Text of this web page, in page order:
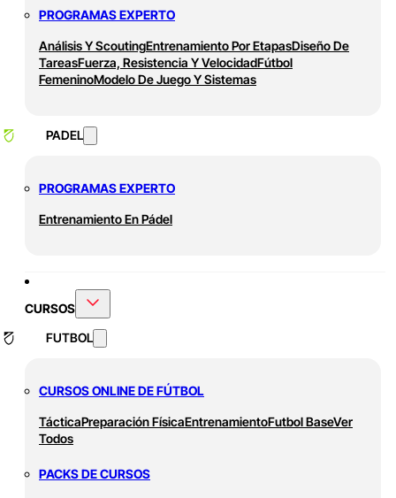
PROGRAMAS EXPERTO
Análisis Y ScoutingEntrenamiento Por EtapasDiseño De
TareasFuerza, Resistencia Y VelocidadFútbol
FemeninoModelo De Juego Y Sistemas
PADEL
PROGRAMAS EXPERTO
Entrenamiento En Pádel
CURSOS
FUTBOL
CURSOS ONLINE DE FÚTBOL
TácticaPreparación FísicaEntrenamientoFutbol BaseVer
Todos
PACKS DE CURSOS